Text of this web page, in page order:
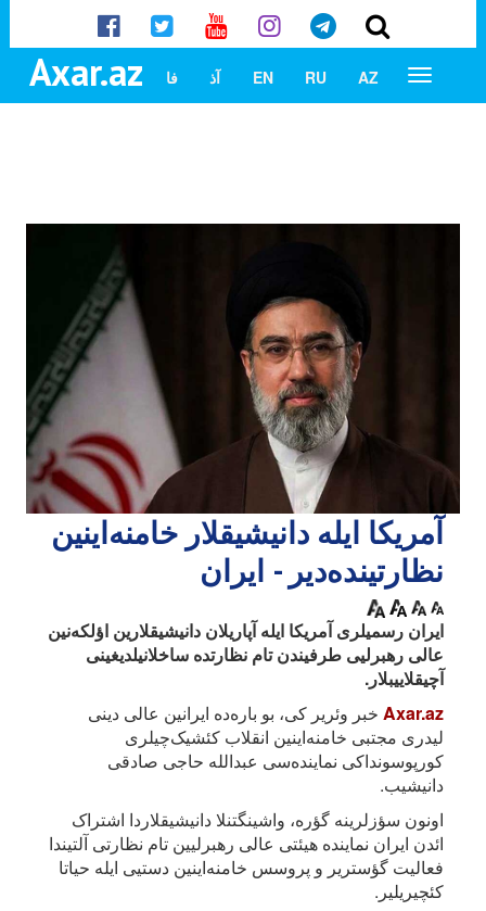
Axar.az AZ
RU
EN آذ فا
آمریکا ایله دانیشیقلار خامنه‌اینین
نظارتینده‌دیر - ایران
ایران رسمیلری آمریکا ایله آپاریلان دانیشیقلارین اؤلکه‌نین
عالی رهبرلیی طرفیندن تام نظارتده ساخلانیلدیغینی
آچیقلاییبلار.
Axar.az خبر وئریر کی، بو باره‌ده ایرانین عالی دینی
لیدری مجتبی خامنه‌اینین انقلاب کئشیک‌چیلری
کورپوسونداکی نماینده‌سی عبدالله حاجی صادقی
دانیشیب.
اونون سؤزلرینه گؤره، واشینگتنلا دانیشیقلاردا اشتراک
ائد‌ن ایران نماینده هیئتی عالی رهبرلیین تام نظارتی آلتیندا
فعالیت گؤستریر و پروسس خامنه‌اینین دستیی ایله حیاتا
کئچیریلیر.